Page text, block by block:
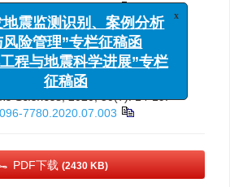
7780.2020.07.003
Xiaojun Li, Yanqiong Liu, Mianshui
on site effect of ground motion in
by strong-motion records in
earthquake on 12
Sciences, 2020, 50(7): 14-19.
7780.2020.07.003
PDF下载 (2430 KB)
x
地震监测识别、案例分析
风险管理”专栏征稿函
工程与地震科学进展”专栏
征稿函